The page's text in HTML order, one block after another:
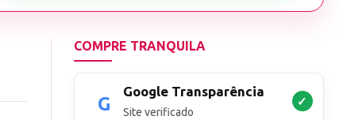
COMPRE TRANQUILA
Google Transparência
Site verificado
✓